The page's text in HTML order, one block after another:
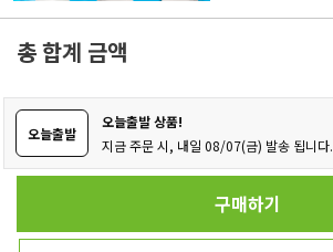
총 합계 금액
오늘출발
오늘출발 상품!
지금 주문 시, 내일 08/07(금) 발송 됩니다.
구매하기